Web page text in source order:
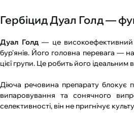
Гербіцид Дуал Голд —
Дуал Голд— це високоефективний
бур'янів. Його головна перевага —
цієї групи. Це робить його
Діюча речовина препарату блокує
випаровування та сонячного
селективності, він не пригнічує